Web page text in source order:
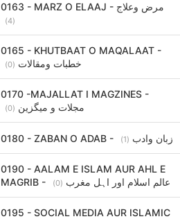
0163 - MARZ O ELAAJ - مرض وعلاج
(4)
0165 - KHUTBAAT O MAQALAAT -
خطبات ومقالات (0)
0170 -MAJALLAT I MAGZINES -
مجلات و میگزین (0)
0180 - ZABAN O ADAB - زبان وادب (1)
0190 - AALAM E ISLAM AUR AHL E
MAGRIB - عالم اسلام اور اہل مغرب (0)
0195 - SOCIAL MEDIA AUR ISLAMIC